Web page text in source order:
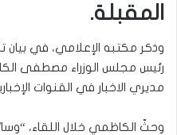
المقبلة.
وذكر مكتبه الإعلامي، في بيان
رئيس مجلس الوزراء مصطفى
مديري الاخبار في القنوات
وحثّ الكاظمي خلال اللقاء،